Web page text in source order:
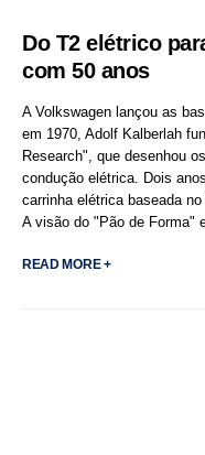
Do T2 elétrico
com 50 anos
A Volkswagen lançou as
em 1970, Adolf Kalberlah
Research", que desenhou
condução elétrica. Dois
carrinha elétrica baseada
A visão do "Pão de Forma"
READ MORE +